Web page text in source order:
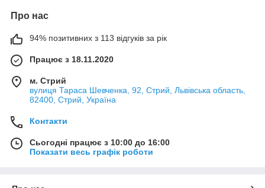
Про нас
94% позитивних з 113 відгуків за рік
Працює з 18.11.2020
м. Стрий
вулиця Тараса Шевченка, 92, Стрий, Львівська область,
82400, Стрий, Україна
Контакти
Сьогодні працює з 10:00 до 16:00
Показати весь графік роботи